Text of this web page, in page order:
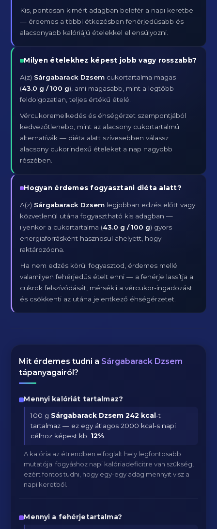
Kis, pontosan kimért adagban belefér a napi keretbe
— érdemes a többi étkezésben fehérjedúsabb és
alacsonyabb kalóriájú ételekkel ellensúlyozni.
Milyen ételekhez képest jobb vagy rosszabb?
A(z) Sárgabarack Dzsem cukortartalma magas
(43.0 g / 100 g), ami magasabb, mint a legtöbb
feldolgozatlan, teljes értékű ételé.
Vércukoremelkedés és éhségérzet szempontjából
kedvezőtlenebb, mint az alacsony cukortartalmú
alternatívák — diéta alatt szívesebben válassz
alacsony cukorindexű ételeket a nap nagyobb
részében.
Hogyan érdemes fogyasztani diéta alatt?
A(z) Sárgabarack Dzsem legjobban edzés előtt vagy
közvetlenül utána fogyasztható kis adagban —
ilyenkor a cukortartalma (43.0 g / 100 g) gyors
energiaforrásként hasznosul ahelyett, hogy
raktározódna.
Ha nem edzés körül fogyasztod, érdemes mellé
valamilyen fehérjedús ételt enni — a fehérje lassítja a
cukrok felszívódását, mérsékli a vércukor-ingadozást
és csökkenti az utána jelentkező éhségérzetet.
Mit érdemes tudni a Sárgabarack Dzsem
tápanyagairól?
Mennyi kalóriát tartalmaz?
100 g Sárgabarack Dzsem 242 kcal-t
tartalmaz — ez egy átlagos 2000 kcal-s napi
célhoz képest kb. 12%
A kalória az étrendben elfoglalt hely legfontosabb
mutatója: fogyáshoz napi kalóriadeficitre van szükség,
ezért fontos tudni, hogy egy-egy adag mennyit visz a
napi keretből.
Mennyi a fehérjetartalma?